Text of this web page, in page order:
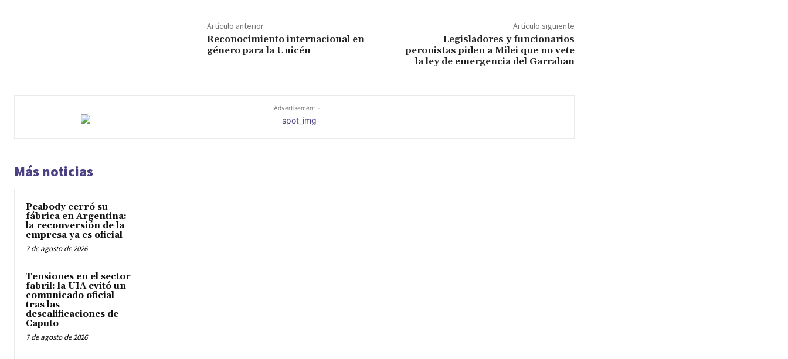
Artículo anterior
Reconocimiento internacional en
género para la Unicén
Artículo siguiente
Legisladores y funcionarios
peronistas piden a Milei que no vete
la ley de emergencia del Garrahan
- Advertisement -
Más noticias
Peabody cerró su
fábrica en Argentina:
la reconversión de la
empresa ya es oficial
7 de agosto de 2026
Tensiones en el sector
fabril: la UIA evitó un
comunicado oficial
tras las
descalificaciones de
Caputo
7 de agosto de 2026